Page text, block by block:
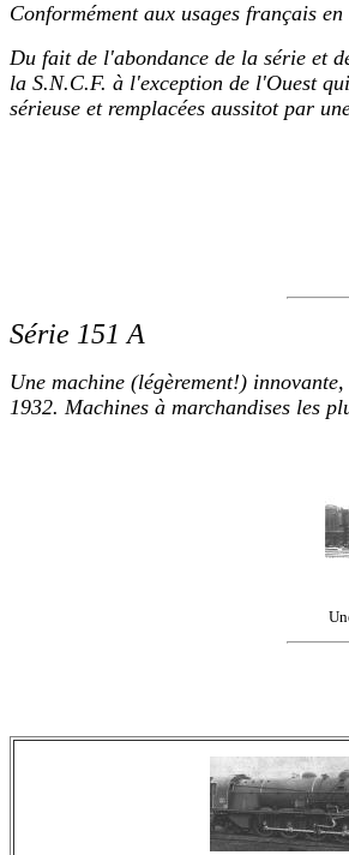
Conformément aux usages français
Du fait de l'abondance de la série et
la S.N.C.F. à l'exception de l'Ouest
sérieuse et remplacées aussitot par
Série 151 A
Une machine (légèrement!)
1932. Machines à marchandises les